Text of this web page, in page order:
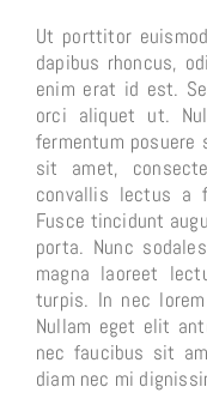
Ut porttitor
dapibus rhoncus,
enim erat id est.
orci aliquet ut.
fermentum posuere
sit amet,
convallis lectus a
Fusce tincidunt
porta. Nunc
magna laoreet
turpis. In nec
Nullam eget elit
nec faucibus sit
diam nec mi